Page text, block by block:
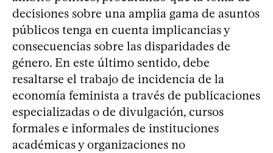
decisiones sobre una amplia gama de asuntos
públicos tenga en cuenta implicancias y
consecuencias sobre las disparidades de
género. En este último sentido, debe
resaltarse el trabajo de incidencia de la
economía feminista a través de publicaciones
especializadas o de divulgación, cursos
formales e informales de instituciones
académicas y organizaciones no